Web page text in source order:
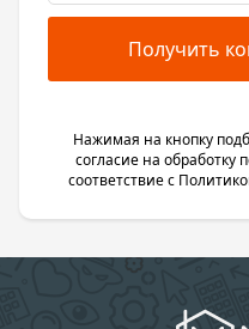
Получить
Нажимая на кнопку
согласие на обработку
соответствие с